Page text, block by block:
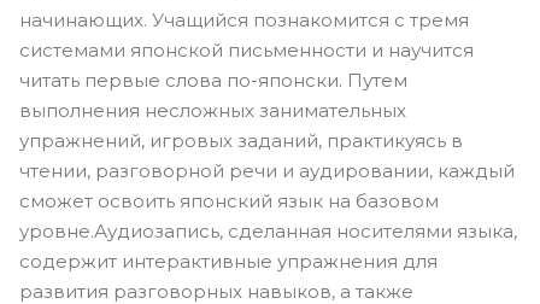
начинающих. Учащийся познакомится с тремя
системами японской письменности и научится
читать первые слова по-японски. Путем
выполнения несложных занимательных
упражнений, игровых заданий, практикуясь в
чтении, разговорной речи и аудировании, каждый
сможет освоить японский язык на базовом
уровне.Аудиозапись, сделанная носителями языка,
содержит интерактивные упражнения для
развития разговорных навыков, а также